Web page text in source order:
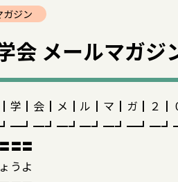
ガジン
会 メールマガジ
学┃会┃メ┃ル┃マ┃ガ┃２┃
〓〓
うよ